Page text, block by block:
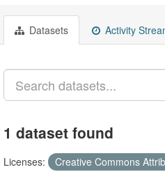
Datasets Activity
1 dataset found
Licenses: Creative Commons